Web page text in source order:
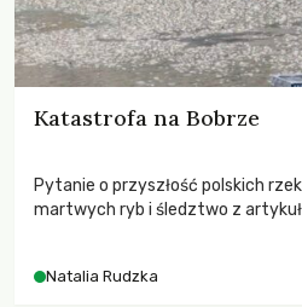
Katastrofa na Bobrze
Pytanie o przyszłość polskich
martwych ryb i śledztwo z
zdarzeń prowadzących do
Natalia Rudzka